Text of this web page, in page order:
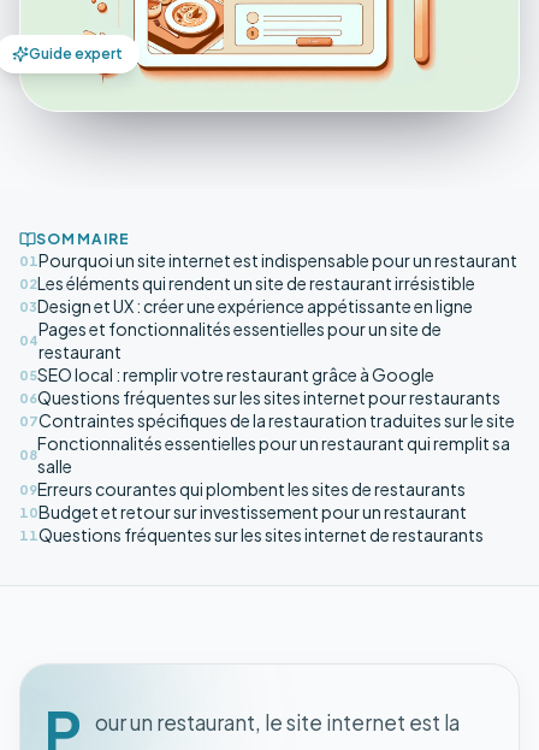
Guide expert
SOMMAIRE
01Pourquoi un site internet est indispensable pour un restaurant
02Les éléments qui rendent un site de restaurant irrésistible
03Design et UX : créer une expérience appétissante en ligne
04
Pages et fonctionnalités essentielles pour un site de
restaurant
05SEO local : remplir votre restaurant grâce à Google
06Questions fréquentes sur les sites internet pour restaurants
07Contraintes spécifiques de la restauration traduites sur le site
08
Fonctionnalités essentielles pour un restaurant qui remplit sa
salle
09Erreurs courantes qui plombent les sites de restaurants
10Budget et retour sur investissement pour un restaurant
11Questions fréquentes sur les sites internet de restaurants
P our un restaurant, le site internet est la